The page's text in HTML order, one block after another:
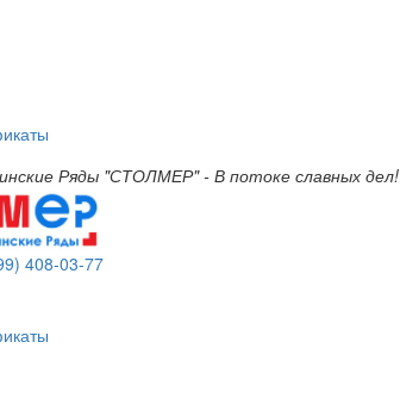
Ряды "СТОЛМЕР" - В потоке славных дел!
408-03-77